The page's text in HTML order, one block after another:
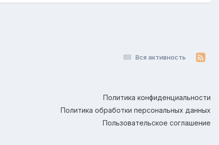
Вся активность
Политика конфиденциальности
Политика обработки персональных данных
Пользовательское соглашение